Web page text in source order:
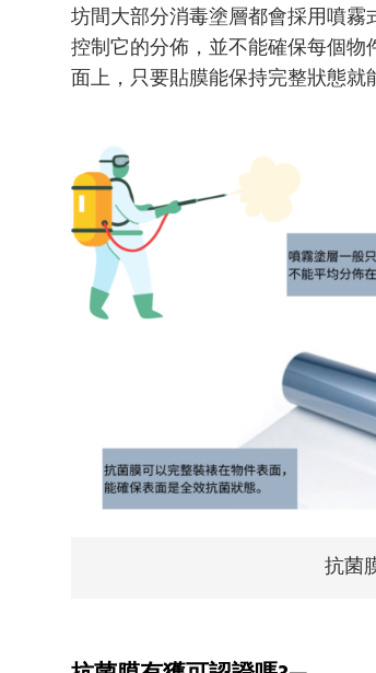
坊間大部分消毒塗層都會採用噴
控制它的分佈，並不能確保每個
面上，只要貼膜能保持完整狀態就
抗菌